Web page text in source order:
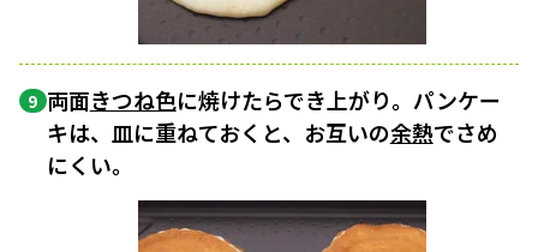
9 両面きつね色に焼けたらでき上がり。パンケー
キは、皿に重ねておくと、お互いの余熱でさめ
にくい。